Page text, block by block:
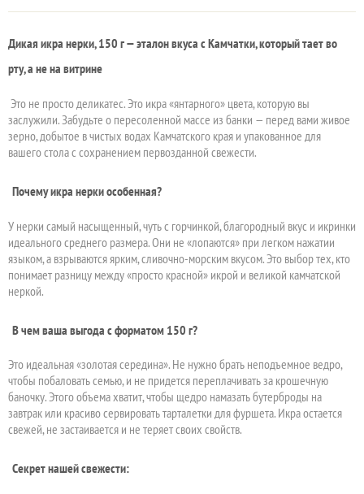
Дикая икра нерки, 150 г — эталон вкуса с Камчатки, который тает во
рту, а не на витрине
Это не просто деликатес. Это икра «янтарного» цвета, которую вы
заслужили. Забудьте о пересоленной массе из банки — перед вами живое
зерно, добытое в чистых водах Камчатского края и упакованное для
вашего стола с сохранением первозданной свежести.
Почему икра нерки особенная?
У нерки самый насыщенный, чуть с горчинкой, благородный вкус и икринки
идеального среднего размера. Они не «лопаются» при легком нажатии
языком, а взрываются ярким, сливочно-морским вкусом. Это выбор тех, кто
понимает разницу между «просто красной» икрой и великой камчатской
неркой.
В чем ваша выгода с форматом 150 г?
Это идеальная «золотая середина». Не нужно брать неподъемное ведро,
чтобы побаловать семью, и не придется переплачивать за крошечную
баночку. Этого объема хватит, чтобы щедро намазать бутерброды на
завтрак или красиво сервировать тарталетки для фуршета. Икра остается
свежей, не застаивается и не теряет своих свойств.
Секрет нашей свежести: